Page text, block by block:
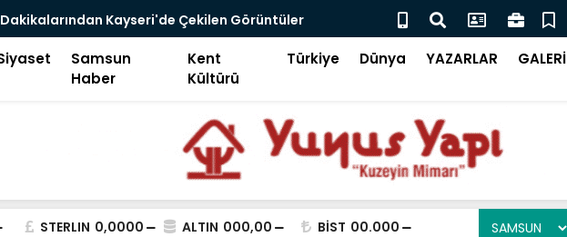
Görüntüler
Kamerada
Beğeni Avcılığı, Ego Enflasyonu ve Çelişkiler Çağı
Samsun
Haber
Kent
Kültürü
Türkiye Dünya YAZARLAR GALERİ
STERLIN 0,0000 ALTIN 000,00 BİST 00.000